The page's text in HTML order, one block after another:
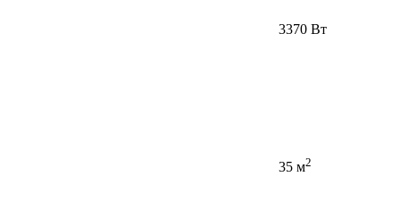
3370 Вт
35 м2